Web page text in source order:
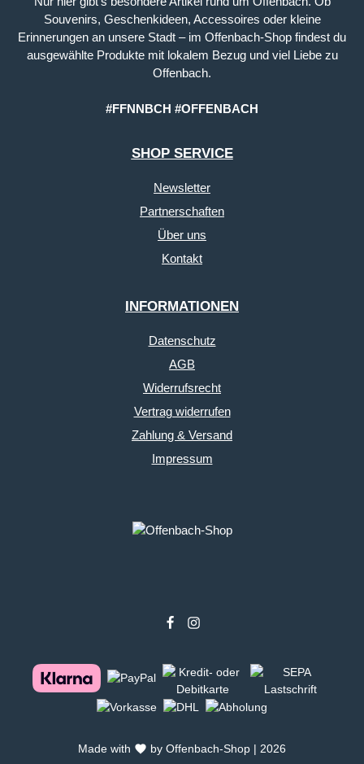
Souvenirs, Geschenkideen, Accessoires oder kleine
Erinnerungen an unsere Stadt – im Offenbach-Shop findest du
ausgewählte Produkte mit lokalem Bezug und viel Liebe zu
Offenbach.
#FFNNBCH #OFFENBACH
SHOP SERVICE
Newsletter
Partnerschaften
Über uns
Kontakt
INFORMATIONEN
Datenschutz
AGB
Widerrufsrecht
Vertrag widerrufen
Zahlung & Versand
Impressum
Made with by Offenbach-Shop | 2026